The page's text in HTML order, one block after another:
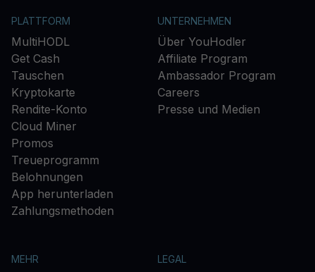
PLATTFORM
MultiHODL
Get Cash
Tauschen
Kryptokarte
Rendite-Konto
Cloud Miner
Promos
Treueprogramm
Belohnungen
App herunterladen
Zahlungsmethoden
UNTERNEHMEN
Über YouHodler
Affiliate Program
Ambassador Program
Careers
Presse und Medien
MEHR LEGAL